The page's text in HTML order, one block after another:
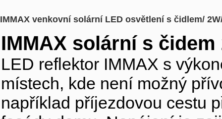
IMMAX venkovní solární LED osvětlení s čidlem/
IMMAX solární s čidem
LED reflektor IMMAX s
místech, kde není možný
například příjezdovou cestu